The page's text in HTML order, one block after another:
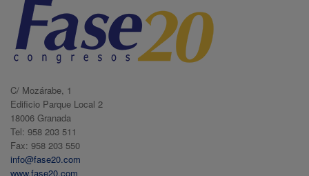
C/ Mozárabe, 1
Edificio Parque Local 2
18006 Granada
Tel: 958 203 511
Fax: 958 203 550
info@fase20.com
www.fase20.com